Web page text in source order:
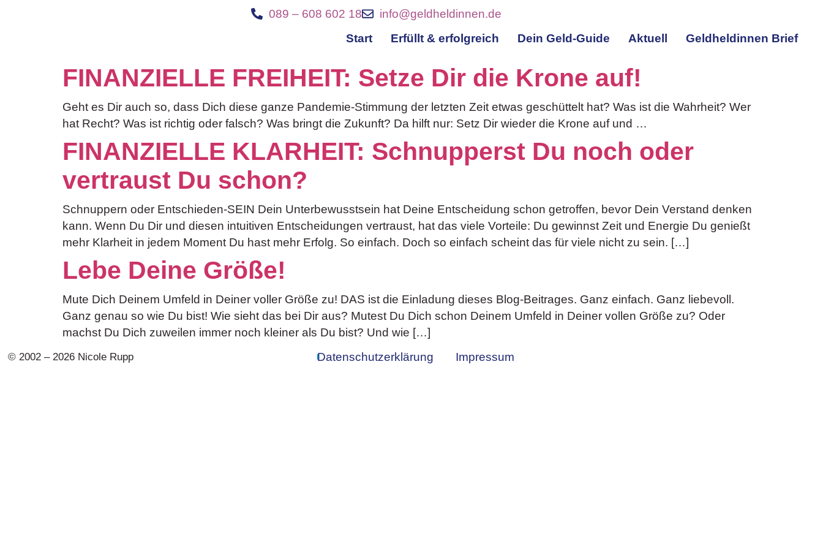
089 – 608 602 18
info@geldheldinnen.de
Start
Erfüllt & erfolgreich Dein Geld-Guide Aktuell Geldheldinnen Brief
FINANZIELLE FREIHEIT: Setze Dir die Krone auf!
Geht es Dir auch so, dass Dich diese ganze Pandemie-Stimmung der letzten Zeit etwas geschüttelt hat? Was ist die Wahrheit? Wer
hat Recht? Was ist richtig oder falsch? Was bringt die Zukunft? Da hilft nur: Setz Dir wieder die Krone auf und …
FINANZIELLE KLARHEIT: Schnupperst Du noch oder
vertraust Du schon?
Schnuppern oder Entschieden-SEIN Dein Unterbewusstsein hat Deine Entscheidung schon getroffen, bevor Dein Verstand denken
kann. Wenn Du Dir und diesen intuitiven Entscheidungen vertraust, hat das viele Vorteile: Du gewinnst Zeit und Energie Du genießt
mehr Klarheit in jedem Moment Du hast mehr Erfolg. So einfach. Doch so einfach scheint das für viele nicht zu sein. […]
Lebe Deine Größe!
Mute Dich Deinem Umfeld in Deiner voller Größe zu! DAS ist die Einladung dieses Blog-Beitrages. Ganz einfach. Ganz liebevoll.
Ganz genau so wie Du bist! Wie sieht das bei Dir aus? Mutest Du Dich schon Deinem Umfeld in Deiner vollen Größe zu? Oder
machst Du Dich zuweilen immer noch kleiner als Du bist? Und wie […]
© 2002 – 2026 Nicole Rupp Datenschutzerklärung Impressum